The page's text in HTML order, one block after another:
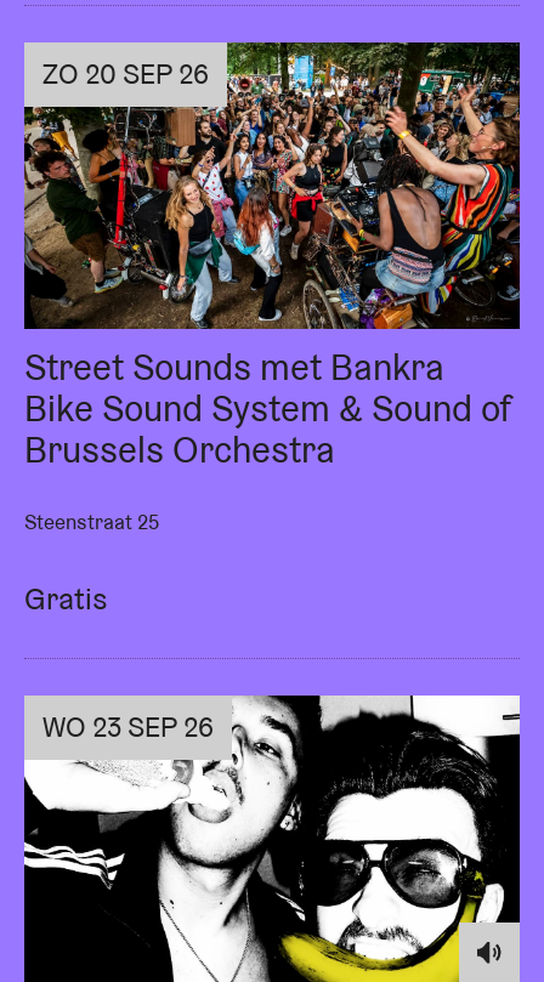
ZO 20 SEP 26
Street Sounds met Bankra
Bike Sound System & Sound of
Brussels Orchestra
Steenstraat 25
Gratis
WO 23 SEP 26